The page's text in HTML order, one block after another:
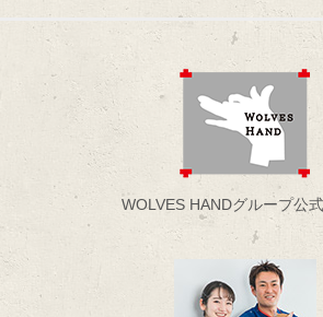
WOLVES HANDグループ公